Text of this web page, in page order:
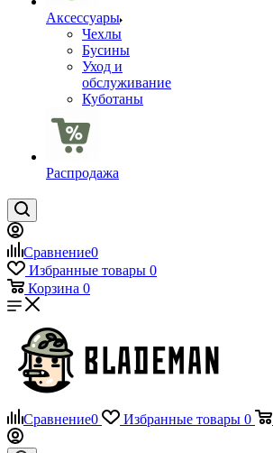
Аксессуары
Чехлы
Бусины
Уход и
обслуживание
Куботаны
Распродажа
Сравнение0
Избранные товары 0
Корзина 0
Сравнение0 Избранные товары 0